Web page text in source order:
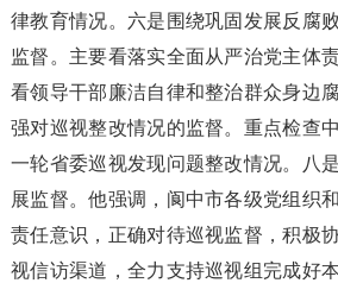
律教育情况。六是围绕巩固发展反腐
监督。主要看落实全面从严治党主体
看领导干部廉洁自律和整治群众身边
强对巡视整改情况的监督。重点检查
一轮省委巡视发现问题整改情况。八
展监督。他强调，阆中市各级党组织
责任意识，正确对待巡视监督，积极
视信访渠道，全力支持巡视组完成好